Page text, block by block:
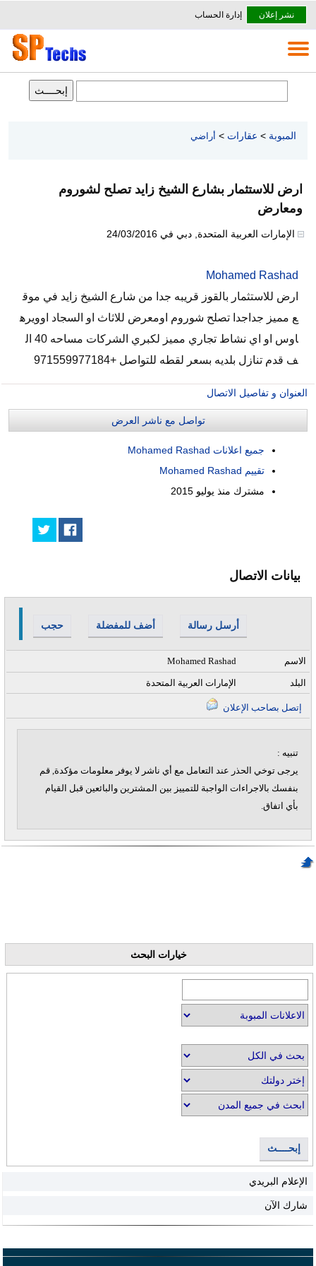
نشر إعلان إدارة الحساب
المبوبة > عقارات > أراضي
ارض للاستثمار بشارع الشيخ زايد تصلح لشوروم
ومعارض
الإمارات العربية المتحدة ,دبي في 24/03/2016
Mohamed Rashad
ارض للاستثمار بالقوز قريبه جدا من شارع الشيخ زايد في موق
ع مميز جداجدا تصلح شوروم اومعرض للاثاث او السجاد اوويره
اوس او اي نشاط تجاري مميز لكبري الشركات مساحه 40 ال
ف قدم تنازل بلديه بسعر لقطه للتواصل +971559977184
العنوان و تفاصيل الاتصال
تواصل مع ناشر العرض
جميع اعلانات Mohamed Rashad
تقييم Mohamed Rashad
مشترك منذ يوليو 2015
بيانات الاتصال
حجب أضف للمفضلة أرسل رسالة
Mohamed Rashad الاسم
الإمارات العربية المتحدة البلد
تنبيه :
يرجى توخي الحذر عند التعامل مع أي ناشر لا يوفر معلومات مؤكدة, قم
بنفسك بالاجراءات الواجبة للتمييز بين المشترين والبائعين قبل القيام
بأي اتفاق.
خيارات البحث
إبحــــث
الإعلام البريدي
شارك الآن